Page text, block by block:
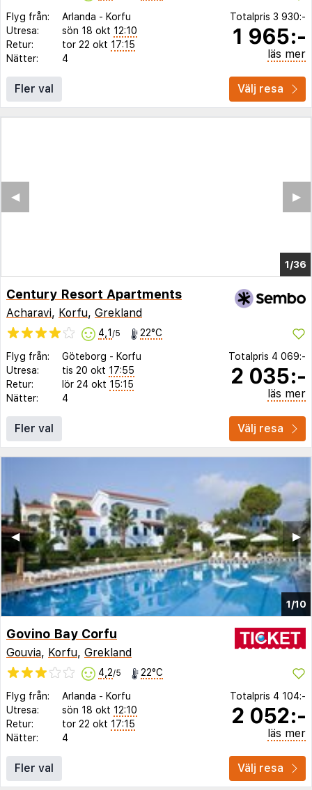
Flyg från: Arlanda - Korfu
Utresa:
sön 18 okt 12:10
Retur:
tor 22 okt 17:15
Nätter:
4
Totalpris 3 930:-
1 965:-
läs mer
Fler val Välj resa
1/31
▶︎
◀︎
Century Resort Apartments
Acharavi, Korfu, Grekland
4,1 /5 22°C
Flyg från: Göteborg - Korfu
Utresa:
tis 20 okt 17:55
Retur:
lör 24 okt 15:15
Nätter:
4
Totalpris 4 069:-
2 035:-
läs mer
Fler val Välj resa
1/10
▶︎
◀︎
Govino Bay Corfu
Gouvia, Korfu, Grekland
4,2/5 22°C
Flyg från: Arlanda - Korfu
Utresa:
sön 18 okt 12:10
Retur:
tor 22 okt 17:15
Nätter:
4
Totalpris 4 104:-
2 052:-
läs mer
Fler val Välj resa